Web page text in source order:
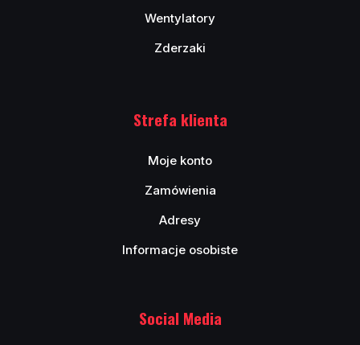
Wentylatory
Zderzaki
Strefa klienta
Moje konto
Zamówienia
Adresy
Informacje osobiste
Social Media